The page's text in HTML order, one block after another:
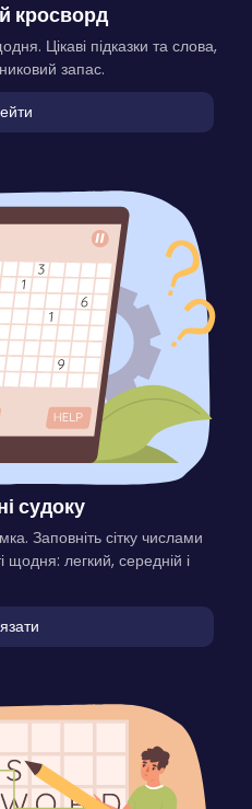
кросворд
Цікаві підказки та слова,
запас.
судоку
Заповніть сітку числами
щодня: легкий, середній і